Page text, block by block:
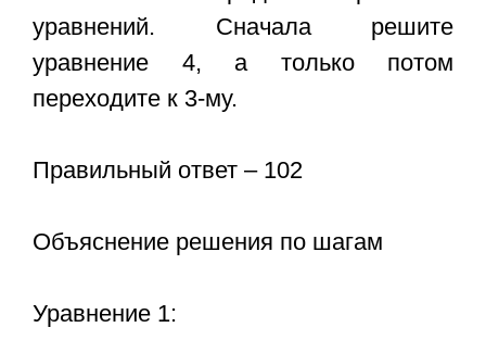
уравнений. Сначала решите
уравнение 4, а только потом
переходите к 3-му.
Правильный ответ – 102
Объяснение решения по шагам
Уравнение 1: